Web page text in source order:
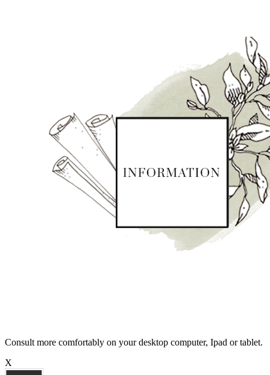
Consult more comfortably on your desktop computer, Ipad or tablet.
X